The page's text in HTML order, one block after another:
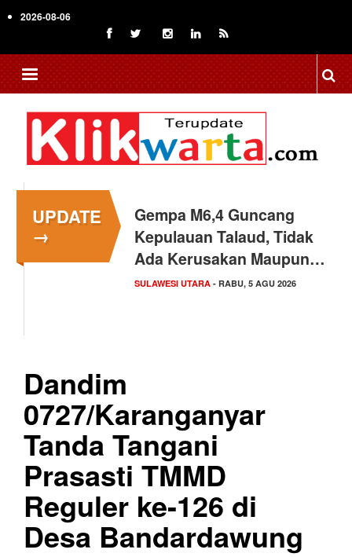
to
content
2026-08-06
UPDATE
→
Gempa M6,4 Guncang
Kepulauan Talaud, Tidak
Ada Kerusakan Maupun…
SULAWESI UTARA - RABU, 5 AGU 2026
Dandim
0727/Karanganyar
Tanda Tangani
Prasasti TMMD
Reguler ke-126 di
Desa Bandardawung